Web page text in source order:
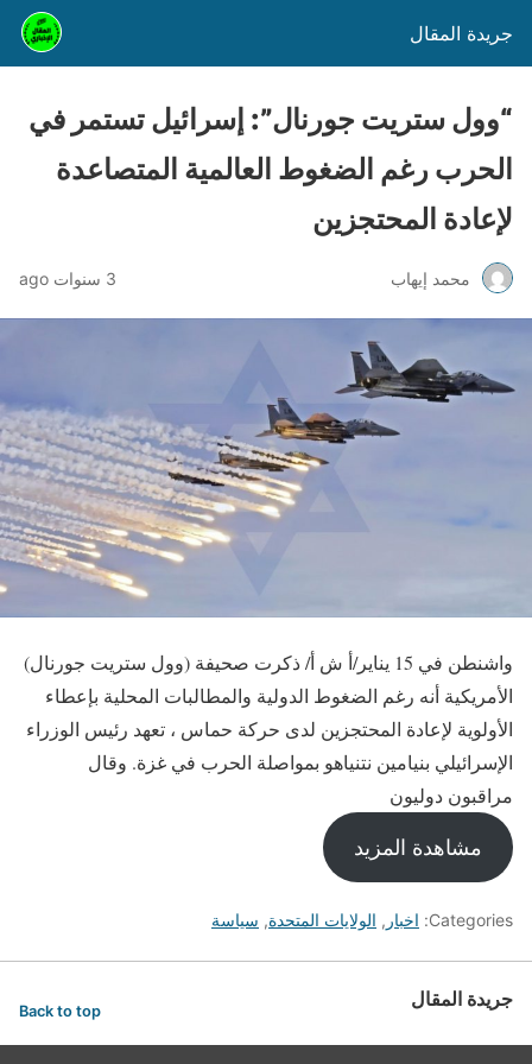
جريدة المقال
“وول ستريت جورنال”: إسرائيل تستمر في
الحرب رغم الضغوط العالمية المتصاعدة
لإعادة المحتجزين
محمد إيهاب 3 سنوات ago
واشنطن في 15 يناير/أ ش أ/ ذكرت صحيفة (وول ستريت جورنال)
الأمريكية أنه رغم الضغوط الدولية والمطالبات المحلية بإعطاء
الأولوية لإعادة المحتجزين لدى حركة حماس ، تعهد رئيس الوزراء
الإسرائيلي بنيامين نتنياهو بمواصلة الحرب في غزة. وقال
مراقبون دوليون
مشاهدة المزيد
Categories: اخبار , الولايات المتحدة, سياسة
جريدة المقال Back to top